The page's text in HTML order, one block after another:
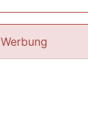
Werbung